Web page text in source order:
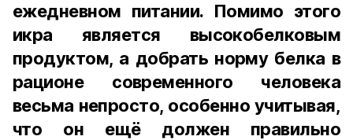
ежедневном питании. Помимо этого
икра является высокобелковым
продуктом, а добрать норму белка в
рационе современного человека
весьма непросто, особенно учитывая,
что он ещё должен правильно